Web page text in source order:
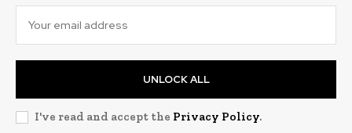
UNLOCK ALL
I've read and accept the Privacy Policy.